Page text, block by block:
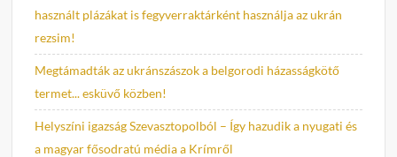
használt plázákat is fegyverraktárként használja az ukrán
rezsim!
Megtámadták az ukránszászok a belgorodi házasságkötő
termet... esküvő közben!
Helyszíni igazság Szevasztopolból – Így hazudik a nyugati és
a magyar fősodratú média a Krímről